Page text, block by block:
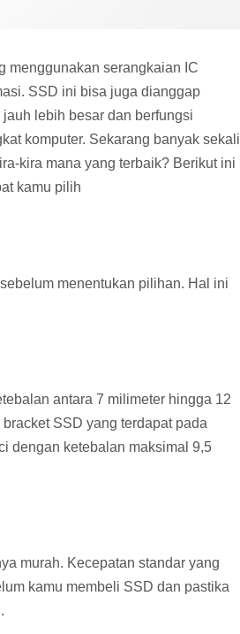
menggunakan serangkaian IC
SSD ini bisa juga dianggap
lebih besar dan berfungsi
komputer. Sekarang banyak sekali
kira mana yang terbaik? Berikut ini
kamu pilih
menentukan pilihan. Hal ini
antara 7 milimeter hingga 12
SSD yang terdapat pada
dengan ketebalan maksimal 9,5
murah. Kecepatan standar yang
kamu membeli SSD dan pastika